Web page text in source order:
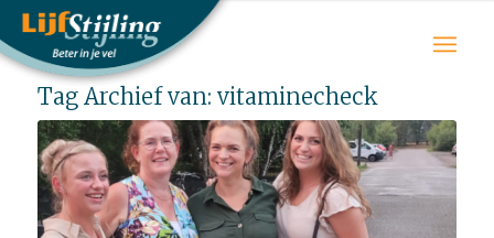
Tag Archief van: vitaminecheck